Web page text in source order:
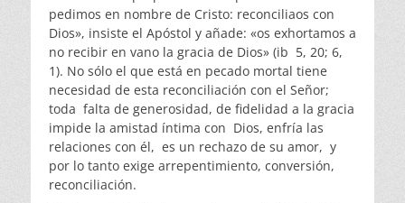
pedimos en nombre de Cristo: reconciliaos con
Dios», insiste el Apóstol y añade: «os exhortamos a
no recibir en vano la gracia de Dios» (ib 5, 20; 6,
1). No sólo el que está en pecado mortal tiene
necesidad de esta reconciliación con el Señor;
toda falta de generosidad, de fidelidad a la gracia
impide la amistad íntima con Dios, enfría las
relaciones con él, es un rechazo de su amor, y
por lo tanto exige arrepentimiento, conversión,
reconciliación.